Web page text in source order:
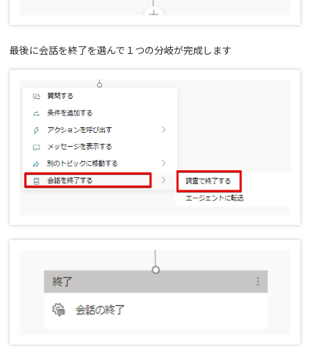
最後に会話を終了を選んで１つの分岐が完成します